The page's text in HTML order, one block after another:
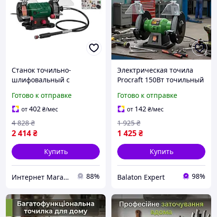
Станок точильно-
шлифовальный с
(германия), Настольный
точильный станок,
Точило электрическое
электроточило, MTS
Готово к отправке
от402₴/мес
2 414₴
4 828 ₴
Купить
Интернет Магазин "StepShop" 88%
Электрическая точила
Procraft 150Вт точильный
электрическое сетевое,
электроточило с медной
обмоткой
Готово к отправке
от 142₴/мес
1 425₴
1 925 ₴
Купить
Balaton Expert 98%